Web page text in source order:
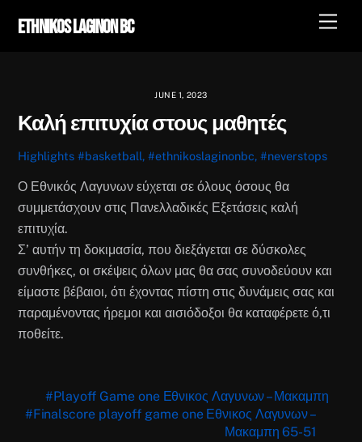
Ethnikos Laginon BC
JUNE 1, 2023
Καλή επιτυχία στους μαθητές
Highlights #basketball,#ethnikoslaginonbc,#neverstops
Ο Εθνικός Λαγυνων εύχεται σε όλους όσους θα
συμμετάσχουν στις Πανελλαδικές Εξετάσεις καλή
επιτυχία.
Σ’ αυτήν τη δοκιμασία, που διεξάγεται σε δύσκολες
συνθήκες, οι σκέψεις όλων μας θα σας συνοδεύουν και
είμαστε βέβαιοι, ότι έχοντας πίστη στις δυνάμεις σας και
παραμένοντας ήρεμοι και αισιόδοξοι θα καταφέρετε ό,τι
ποθείτε.
#Playoff Game one Εθνικος Λαγυνων – Μακαμπη
#Finalscore playoff game one Εθνικος Λαγυνων –
Μακαμπη 65-51